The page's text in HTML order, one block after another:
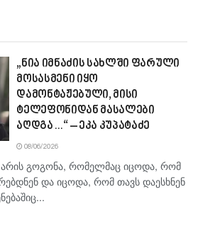
„ნია იმნაძის სახლში ფარული
მოსასმენი იყო
დამონტაჟებული, მისი
ტელეფონიდან მასალები
აღდგა…“ – ეკა კუპატაძე
08/06/2026
არის გოგონა, რომელმაც იცოდა, რომ
და იცოდა, რომ თავს დაესხნენ